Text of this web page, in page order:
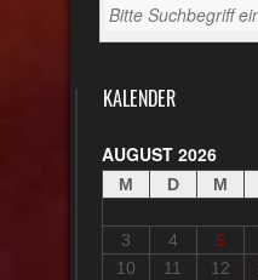
KALENDER
AUGUST 2026
M D M
3
4 5
10
11 12